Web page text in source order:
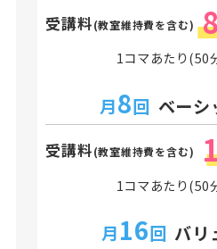
受講料(教室維持費を含む)
1コマあたり
月8回 ベーシ
受講料(教室維持費を含む)
1コマあたり
月16回 バリ